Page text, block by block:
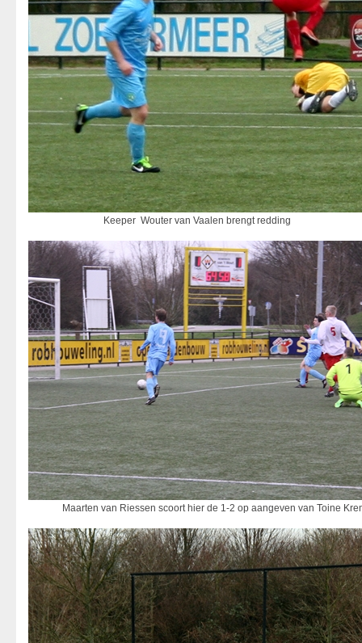
Keeper Wouter van Vaalen brengt redding
Maarten van Riessen scoort hier de 1-2 op aangeven van Toine